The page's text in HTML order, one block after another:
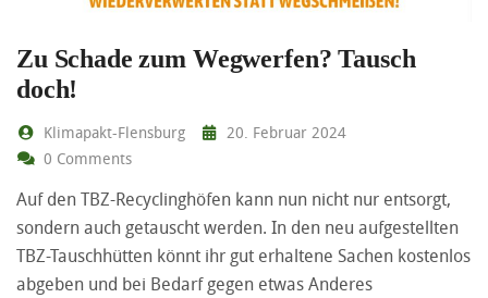
Zu Schade zum Wegwerfen? Tausch
doch!
Klimapakt-Flensburg
20. Februar 2024
0 Comments
Auf den TBZ-Recyclinghöfen kann nun nicht nur entsorgt,
sondern auch getauscht werden. In den neu aufgestellten
TBZ-Tauschhütten könnt ihr gut erhaltene Sachen kostenlos
abgeben und bei Bedarf gegen etwas Anderes